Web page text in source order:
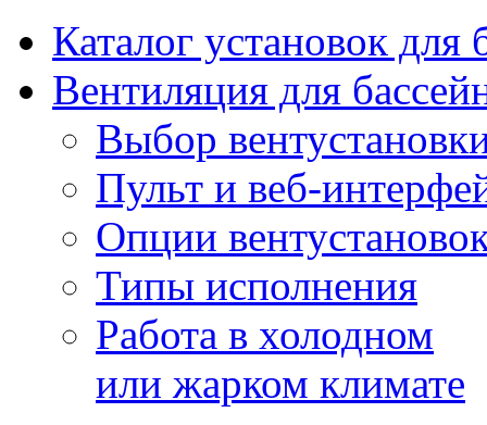
Каталог установок для
Вентиляция для
Выбор
Пульт и веб-
Опции
Типы исполнения
Работа в холодном
или жарком климате